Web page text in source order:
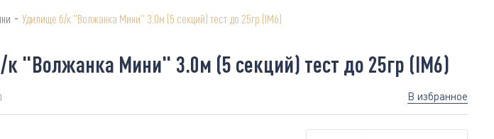
- Удилище б/к "Волжанка Мини" 3.0м (5 секций) тест до 25гр (IM6)
"Волжанка Мини" 3.0м (5 секций) тест до 25гр (IM6)
В избранное